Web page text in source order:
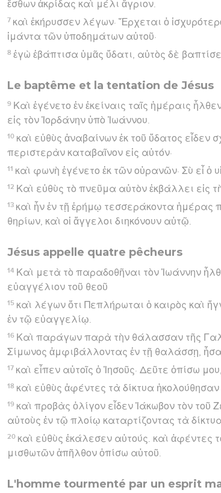
ἔσθων ἀκρίδας καὶ μέλι ἄγριον.
7 καὶ ἐκήρυσσεν λέγων· Ἔρχεται ὁ
ἱμάντα τῶν ὑποδημάτων αὐτοῦ·
8 ἐγὼ ἐβάπτισα ὑμᾶς ὕδατι, αὐτὸς δὲ
Le baptême et la tentation de Jésus
9 Καὶ ἐγένετο ἐν ἐκείναις ταῖς ἡμέραις
εἰς τὸν Ἰορδάνην ὑπὸ Ἰωάννου.
10 καὶ εὐθὺς ἀναβαίνων ἐκ τοῦ ὕδατος εἶδεν
περιστερὰν καταβαῖνον εἰς αὐτόν·
11 καὶ φωνὴ ἐγένετο ἐκ τῶν οὐρανῶν· Σὺ εἶ ὁ
12 Καὶ εὐθὺς τὸ πνεῦμα αὐτὸν ἐκβάλλει εἰς
13 καὶ ἦν ἐν τῇ ἐρήμῳ τεσσεράκοντα ἡμέρας
θηρίων, καὶ οἱ ἄγγελοι διηκόνουν αὐτῷ.
Jésus appelle quatre pêcheurs
14 Καὶ μετὰ τὸ παραδοθῆναι τὸν Ἰωάννην
εὐαγγέλιον τοῦ θεοῦ
15 καὶ λέγων ὅτι Πεπλήρωται ὁ καιρὸς καὶ
ἐν τῷ εὐαγγελίῳ.
16 Καὶ παράγων παρὰ τὴν θάλασσαν τῆς
Σίμωνος ἀμφιβάλλοντας ἐν τῇ θαλάσσῃ,
17 καὶ εἶπεν αὐτοῖς ὁ Ἰησοῦς· Δεῦτε ὀπίσω
18 καὶ εὐθὺς ἀφέντες τὰ δίκτυα ἠκολούθησαν
19 καὶ προβὰς ὀλίγον εἶδεν Ἰάκωβον τὸν τοῦ
αὐτοὺς ἐν τῷ πλοίῳ καταρτίζοντας τὰ
20 καὶ εὐθὺς ἐκάλεσεν αὐτούς. καὶ
μισθωτῶν ἀπῆλθον ὀπίσω αὐτοῦ.
L'homme tourmenté par un esprit